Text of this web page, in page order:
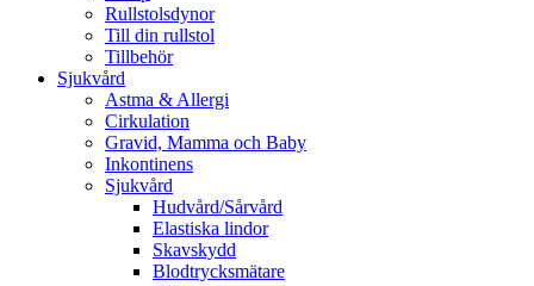
Rullstolsdynor
Till din rullstol
Tillbehör
Sjukvård
Astma & Allergi
Cirkulation
Gravid, Mamma och Baby
Inkontinens
Sjukvård
Hudvård/Sårvård
Elastiska lindor
Skavskydd
Blodtrycksmätare